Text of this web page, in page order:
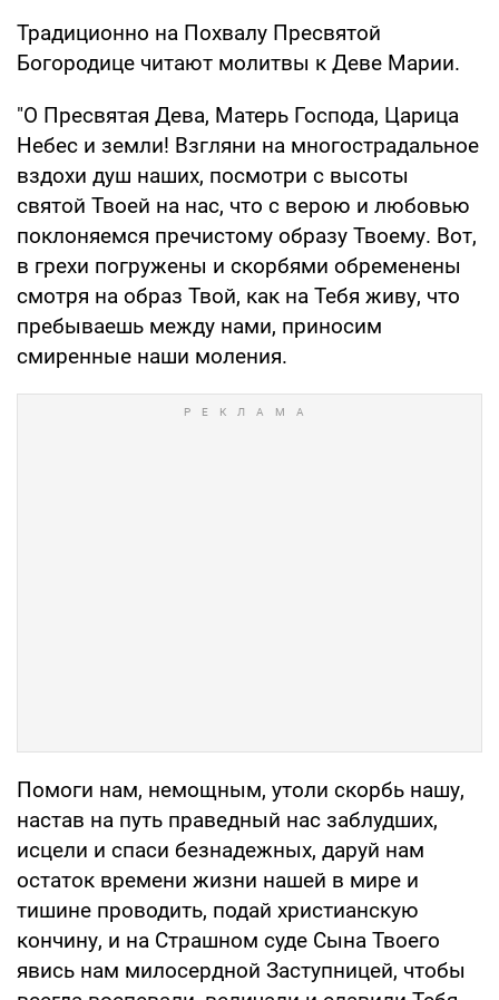
Традиционно на Похвалу Пресвятой
Богородице читают молитвы к Деве Марии.
"О Пресвятая Дева, Матерь Господа, Царица
Небес и земли! Взгляни на многострадальное
вздохи душ наших, посмотри с высоты
святой Твоей на нас, что с верою и любовью
поклоняемся пречистому образу Твоему. Вот,
в грехи погружены и скорбями обременены
смотря на образ Твой, как на Тебя живу, что
пребываешь между нами, приносим
смиренные наши моления.
Помоги нам, немощным, утоли скорбь нашу,
настав на путь праведный нас заблудших,
исцели и спаси безнадежных, даруй нам
остаток времени жизни нашей в мире и
тишине проводить, подай христианскую
кончину, и на Страшном суде Сына Твоего
явись нам милосердной Заступницей, чтобы